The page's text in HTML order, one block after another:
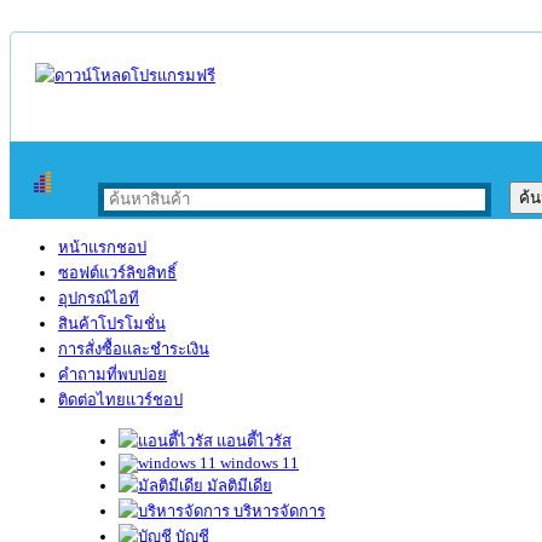
หน้าแรกชอป
ซอฟต์แวร์ลิขสิทธิ์
อุปกรณ์ไอที
สินค้าโปรโมชั่น
การสั่งซื้อและชำระเงิน
คำถามที่พบบ่อย
ติดต่อไทยแวร์ชอป
แอนตี้ไวรัส
windows 11
มัลติมีเดีย
บริหารจัดการ
บัญชี